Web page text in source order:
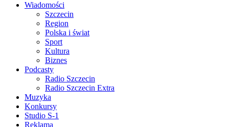
Wiadomości
Szczecin
Region
Polska i świat
Sport
Kultura
Biznes
Podcasty
Radio Szczecin
Radio Szczecin Extra
Muzyka
Konkursy
Studio S-1
Reklama